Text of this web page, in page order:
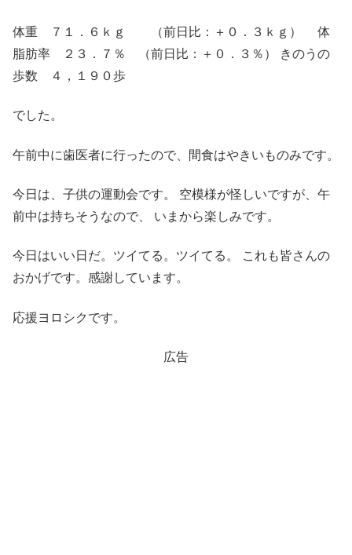
体重 ７１．６ｋｇ （前日比：＋０．３ｋｇ） 体
脂肪率 ２３．７％ （前日比：＋０．３％） きのうの
歩数 ４，１９０歩
でした。
午前中に歯医者に行ったので、間食はやきいものみです。
今日は、子供の運動会です。 空模様が怪しいですが、午
前中は持ちそうなので、 いまから楽しみです。
今日はいい日だ。ツイてる。ツイてる。 これも皆さんの
おかげです。感謝しています。
応援ヨロシクです。
広告